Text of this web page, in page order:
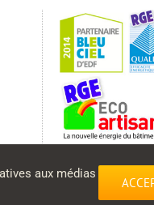
aux médias